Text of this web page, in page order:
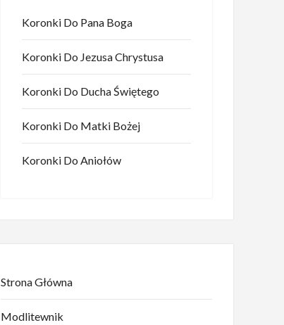
Koronki Do Pana Boga
Koronki Do Jezusa Chrystusa
Koronki Do Ducha Świętego
Koronki Do Matki Bożej
Koronki Do Aniołów
Strona Główna
Modlitewnik